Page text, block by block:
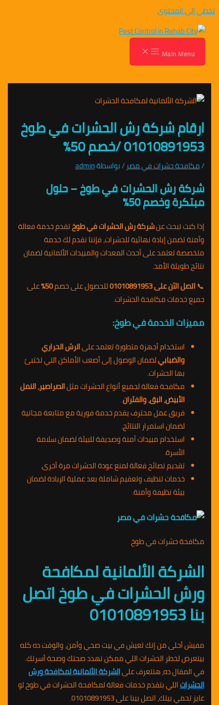
تخطي إلى المحتوى
Main Menu
ارقام شركة رش الحشرات في طوخ
01010891953 /خصم 50%
/مكافحة حشرات في مصر/ بواسطةadmin
شركة رش الحشرات في طوخ – حلول
مبتكرة وخصم 50%
إذا كنت تبحث عنشركة رش الحشرات في طوختقدم خدمة فعالة
وآمنة تضمن إبادة نهائية للحشرات، فإننا نقدم لك خدمة
متخصصة تعتمد على أحدث المعدات والمبيدات الألمانية لضمان
نتائج طويلة الأمد.
📞اتصل الآن على 01010891953 للحصول على خصم50% على
جميع خدمات مكافحة الحشرات.
مميزات الخدمة في طوخ:
استخدام أجهزة متطورة تعتمد علىالرش الحراري
والضبابيلضمان الوصول إلى أصعب الأماكن التي تختبئ
بها الحشرات.
مكافحة فعالة لجميع أنواع الحشرات مثلالصراصير، النمل
الأبيض، البق، والفئران.
فريق عمل محترف يقدم خدمة فورية مع متابعة مجانية
لضمان استمرار النتائج.
استخدام مبيدات آمنة وصديقة للبيئة لضمان سلامة
الأسرة.
تقديم نصائح فعالة لمنع عودة الحشرات مرة أخرى.
خدمات تنظيف وتعقيم شاملة بعد عملية الإبادة لضمان
بيئة نظيفة وآمنة.
مكافحة حشرات في طوخ
الشركة الألمانية لمكافحة
ورش الحشرات في طوخ اتصل
بنا 01010891953
مفيش أحلى من إنك تعيش في بيت صحي وآمن، والوقت ده كله
بيتعرض لخطر الحشرات اللي ممكن تهدد صحتك وصحة أسرتك.
في المقال ده، هنتعرف علىالشركة الألمانية لمكافحة ورش
الحشراتاللي بتقدم خدمات فعالة لمكافحة الحشرات في طوخ لو
عايز تحمي بيتك، اتصل بينا على 01010891953.